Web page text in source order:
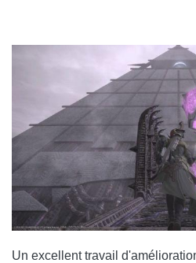
Un excellent travail